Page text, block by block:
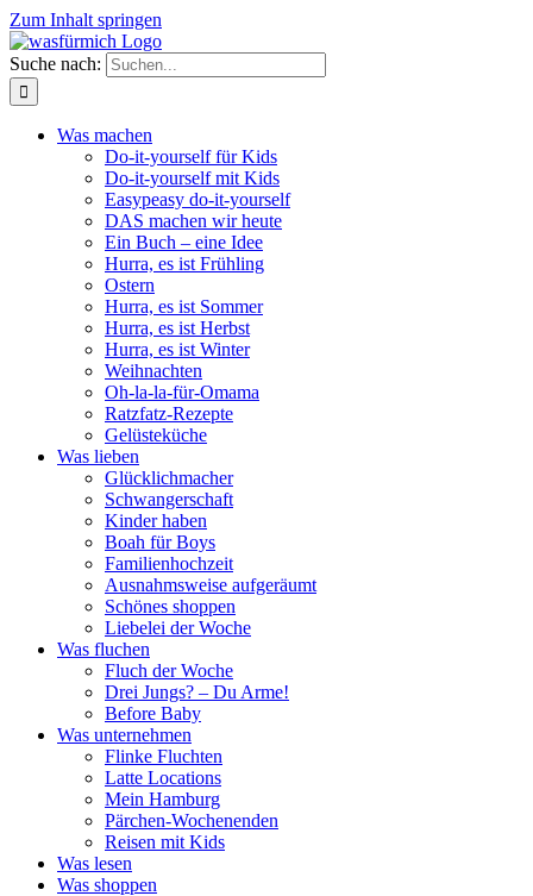
Zum Inhalt springen
Suche nach:
Was machen
Do-it-yourself für Kids
Do-it-yourself mit Kids
Easypeasy do-it-yourself
DAS machen wir heute
Ein Buch – eine Idee
Hurra, es ist Frühling
Ostern
Hurra, es ist Sommer
Hurra, es ist Herbst
Hurra, es ist Winter
Weihnachten
Oh-la-la-für-Omama
Ratzfatz-Rezepte
Gelüsteküche
Was lieben
Glücklichmacher
Schwangerschaft
Kinder haben
Boah für Boys
Familienhochzeit
Ausnahmsweise aufgeräumt
Schönes shoppen
Liebelei der Woche
Was fluchen
Fluch der Woche
Drei Jungs? – Du Arme!
Before Baby
Was unternehmen
Flinke Fluchten
Latte Locations
Mein Hamburg
Pärchen-Wochenenden
Reisen mit Kids
Was lesen
Was shoppen